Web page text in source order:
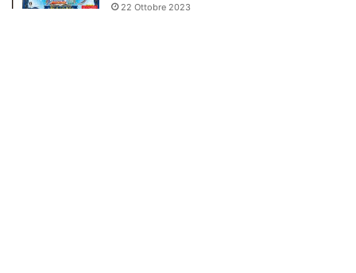
22 Ottobre 2023